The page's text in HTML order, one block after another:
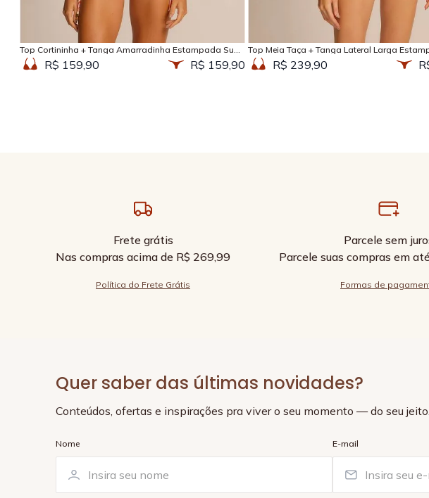
Adicionar na sacola
Top Cortininha + Tanga Amarradinha Estampada Sun
Kissed R$ 159,90 R$ 159,90
Adicionar na sacola
Top Meia Taça + Tanga Lateral Larga
Kissed R$ 239,90
Frete grátis
Nas compras acima de R$ 269,99
Política do Frete Grátis
Parcele sem
Parcele suas compras em
Formas de
Quer saber das últimas novidades?
Conteúdos, ofertas e inspirações pra viver o seu momento — do seu
Nome E-mail